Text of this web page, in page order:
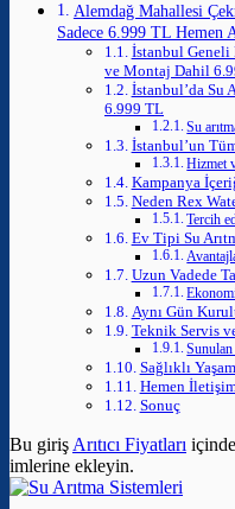
Alemdağ Mahallesi
Sadece 6.999 TL Hemen
İstanbul Geneli
ve Montaj Dahil
İstanbul’da Su
6.999 TL
Su
İstanbul’un
Hizmet
Kampanya
Neden Rex
Tercih
Ev Tipi Su
Uzun Vadede
Aynı Gün
Teknik Servis
Sağlıklı
Hemen
Sonuç
Bu girişArıtıcı Fiyatları
imlerine ekleyin.